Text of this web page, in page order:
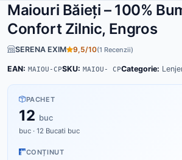
Maiouri Băieți – 100%
Confort Zilnic, Engros
SERENA EXIM 9,5/10(1 Recenzii)
EAN: MAIOU-CPSKU: MAIOU- CPCategorie:
PACHET
12 buc
buc · 12 Bucati buc
CONȚINUT